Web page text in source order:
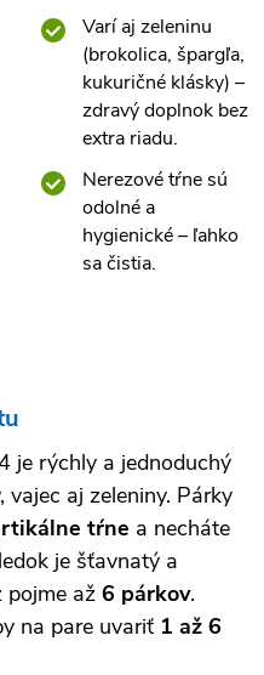
Varí aj zeleninu
(brokolica, špargľa,
kukuričné klásky) –
zdravý doplnok bez
extra riadu.
Nerezové tŕne sú
odolné a
hygienické – ľahko
sa čistia.
je rýchly a jednoduchý
aj zeleniny. Párky
tŕne a necháte
je šťavnatý a
pojme až 6 párkov.
na pare uvariť 1 až 6